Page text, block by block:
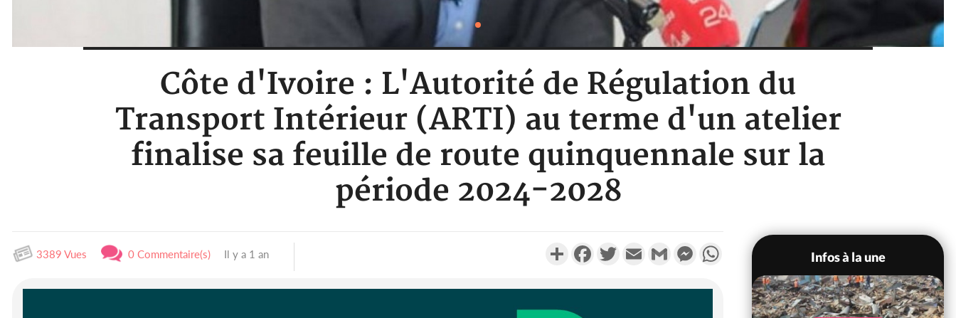
Côte d'Ivoire : L'Autorité de Régulation du
Transport Intérieur (ARTI) au terme d'un atelier
finalise sa feuille de route quinquennale sur la
période 2024-2028
3389 Vues 0 Commentaire(s) Il y a 1 an PartagerFacebookTwitterEmail Gmail MessengerWhatsApp
Infos à la une
SOCIÉTÉ